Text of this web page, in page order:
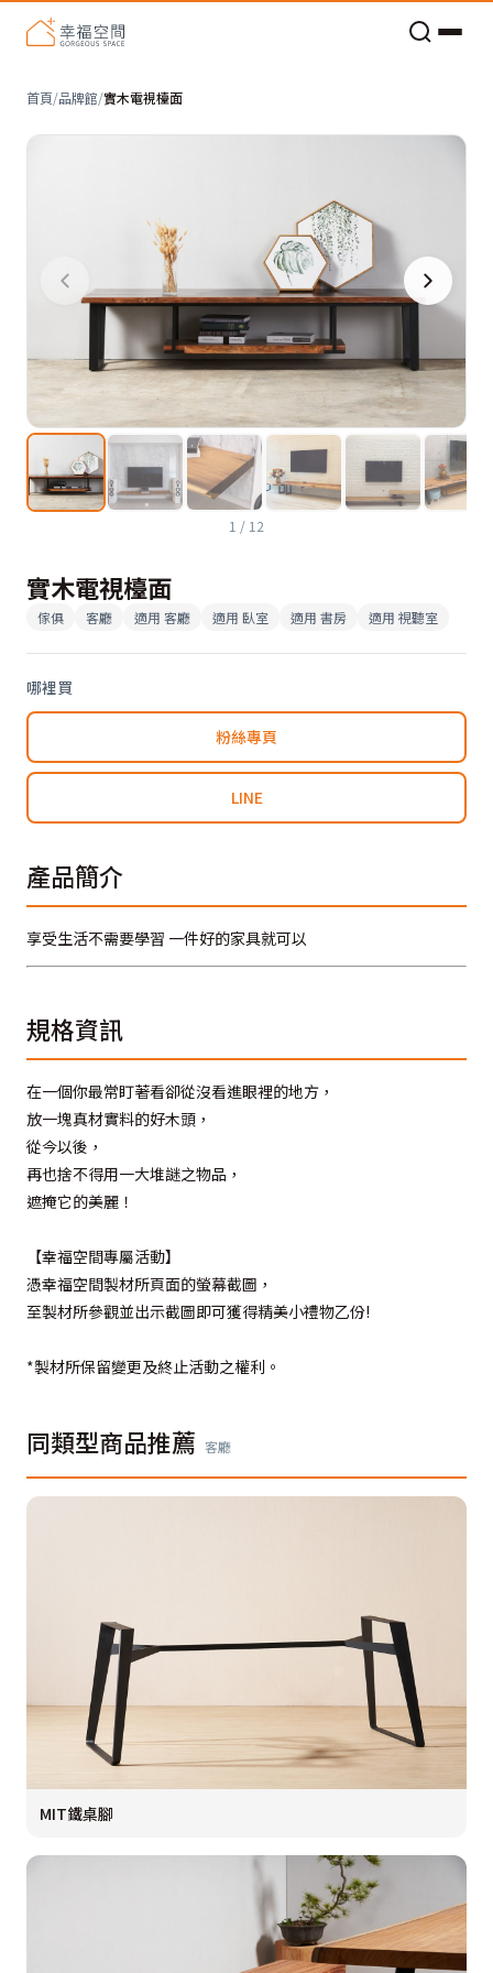
首頁/品牌館/實木電視檯面
1 / 12
實木電視檯面
傢俱 客廳 適用 客廳 適用 臥室 適用 書房 適用 視聽室
哪裡買
粉絲專頁
LINE
產品簡介
享受生活不需要學習 一件好的家具就可以
規格資訊
在一個你最常盯著看卻從沒看進眼裡的地方，
放一塊真材實料的好木頭，
從今以後，
再也捨不得用一大堆謎之物品，
遮掩它的美麗！
【幸福空間專屬活動】
憑幸福空間製材所頁面的螢幕截圖，
至製材所參觀並出示截圖即可獲得精美小禮物乙份!
*製材所保留變更及終止活動之權利。
同類型商品推薦 客廳
MIT鐵桌腳